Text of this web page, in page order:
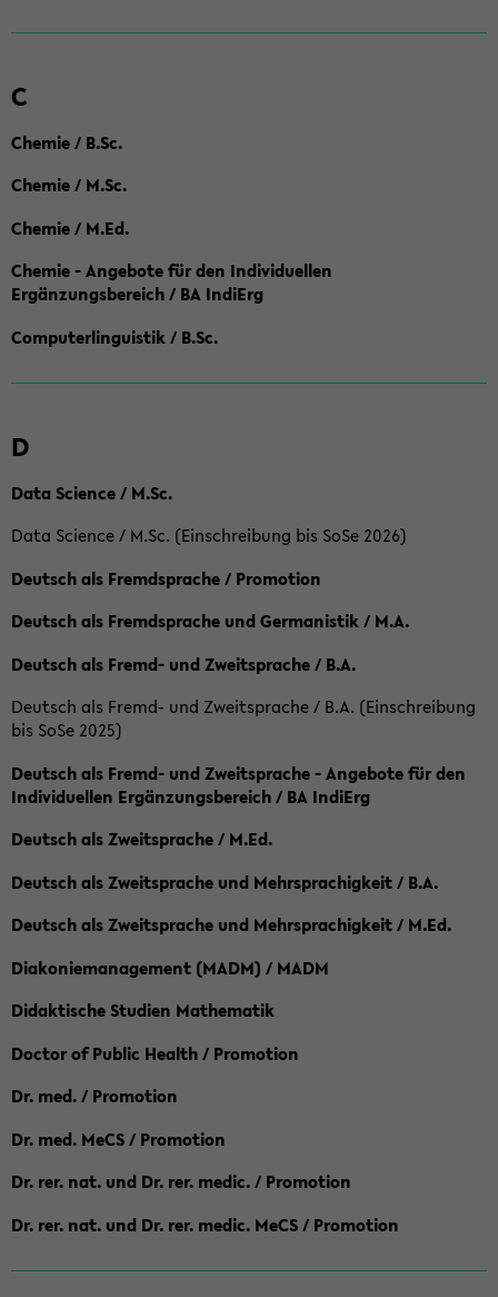
C
Chemie / B.Sc.
Chemie / M.Sc.
Chemie / M.Ed.
Chemie - Angebote für den Individuellen
Ergänzungsbereich / BA IndiErg
Computerlinguistik / B.Sc.
D
Data Science / M.Sc.
Data Science / M.Sc. (Einschreibung bis SoSe 2026)
Deutsch als Fremdsprache / Promotion
Deutsch als Fremdsprache und Germanistik / M.A.
Deutsch als Fremd- und Zweitsprache / B.A.
Deutsch als Fremd- und Zweitsprache / B.A. (Einschreibung
bis SoSe 2025)
Deutsch als Fremd- und Zweitsprache - Angebote für den
Individuellen Ergänzungsbereich / BA IndiErg
Deutsch als Zweitsprache / M.Ed.
Deutsch als Zweitsprache und Mehrsprachigkeit / B.A.
Deutsch als Zweitsprache und Mehrsprachigkeit / M.Ed.
Diakoniemanagement (MADM) / MADM
Didaktische Studien Mathematik
Doctor of Public Health / Promotion
Dr. med. / Promotion
Dr. med. MeCS / Promotion
Dr. rer. nat. und Dr. rer. medic. / Promotion
Dr. rer. nat. und Dr. rer. medic. MeCS / Promotion